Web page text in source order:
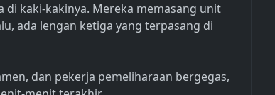
di kaki-kakinya. Mereka memasang unit
ada lengan ketiga yang terpasang di
dan pekerja pemeliharaan bergegas,